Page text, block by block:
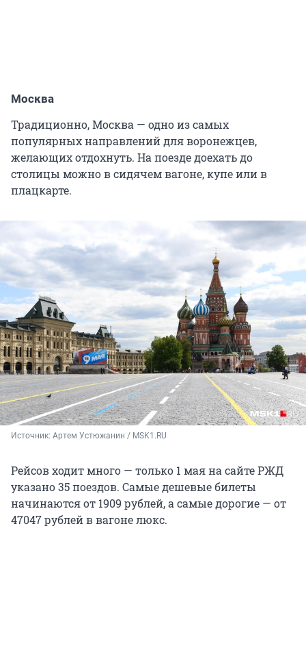
Москва
Традиционно, Москва — одно из самых
популярных направлений для воронежцев,
желающих отдохнуть. На поезде доехать до
столицы можно в сидячем вагоне, купе или в
плацкарте.
Источник: Артем Устюжанин / MSK1.RU
Рейсов ходит много — только 1 мая на сайте РЖД
указано 35 поездов. Самые дешевые билеты
начинаются от 1909 рублей, а самые дорогие — от
47047 рублей в вагоне люкс.